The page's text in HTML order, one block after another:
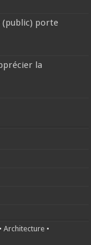
(public) porte
la
•Architecture •